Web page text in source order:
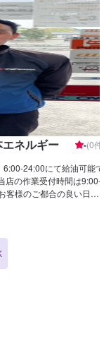
ネルギー -(0件)
24:00にて給油可能で
客様のご都合の良い日に
箱プレゼント、燃料割引
パス)沿いにございま
す。道路向かいには